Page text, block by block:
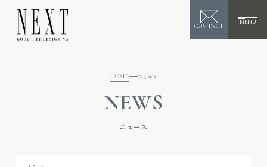
CONTACT
MENU
HOME NEWS
NEWS
ニュース